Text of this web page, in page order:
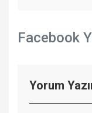
Facebook
Yorum